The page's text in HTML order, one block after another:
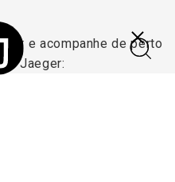
Recamier é
e acompanhede perto
Jaeger: